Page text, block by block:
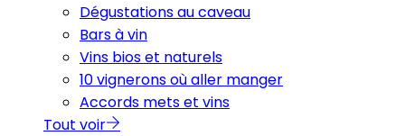
Dégustations au caveau
Bars à vin
Vins bios et naturels
10 vignerons où aller manger
Accords mets et vins
Tout voir